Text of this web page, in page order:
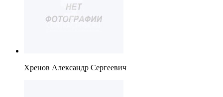
Хренов Александр Сергеевич